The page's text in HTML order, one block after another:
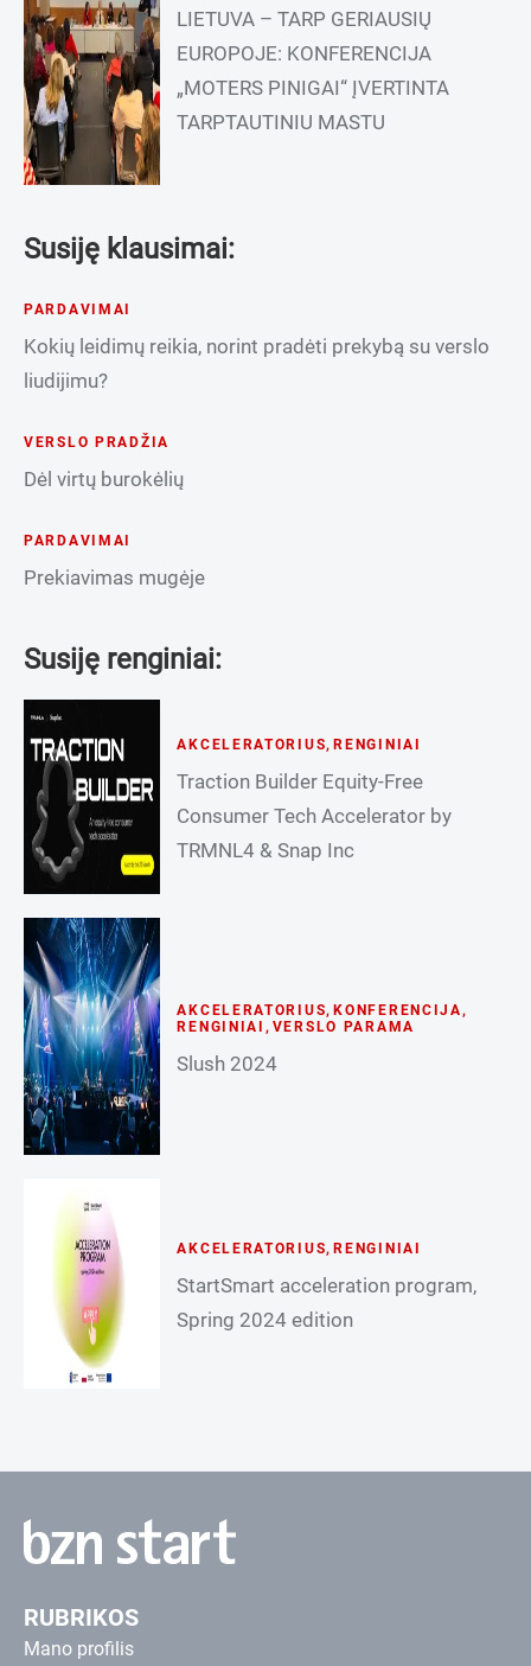
LIETUVA – TARP GERIAUSIŲ
EUROPOJE: KONFERENCIJA
„MOTERS PINIGAI“ ĮVERTINTA
TARPTAUTINIU MASTU
Susiję klausimai:
PARDAVIMAI
Kokių leidimų reikia, norint pradėti prekybą su verslo
liudijimu?
VERSLO PRADŽIA
Dėl virtų burokėlių
PARDAVIMAI
Prekiavimas mugėje
Susiję renginiai:
AKCELERATORIUS, RENGINIAI
Traction Builder Equity-Free
Consumer Tech Accelerator by
TRMNL4 & Snap Inc
AKCELERATORIUS, KONFERENCIJA,
RENGINIAI , VERSLO PARAMA
Slush 2024
AKCELERATORIUS, RENGINIAI
StartSmart acceleration program,
Spring 2024 edition
RUBRIKOS
Mano profilis